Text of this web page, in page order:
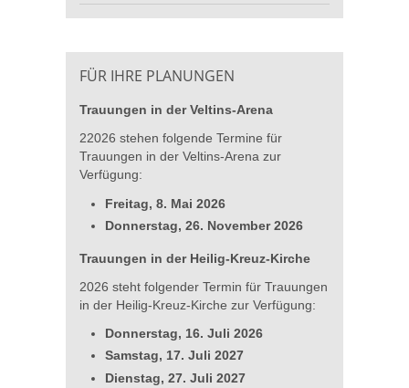
FÜR IHRE PLANUNGEN
Trauungen in der Veltins-Arena
22026 stehen folgende Termine für
Trauungen in der Veltins-Arena zur
Verfügung:
Freitag, 8. Mai 2026
Donnerstag, 26. November 2026
Trauungen in der Heilig-Kreuz-Kirche
2026 steht folgender Termin für Trauungen
in der Heilig-Kreuz-Kirche zur Verfügung:
Donnerstag, 16. Juli 2026
Samstag, 17. Juli 2027
Dienstag, 27. Juli 2027